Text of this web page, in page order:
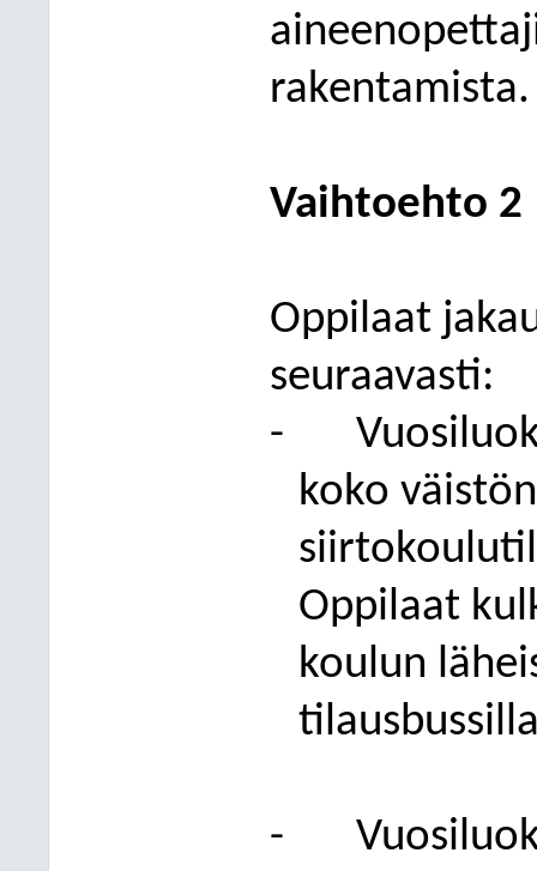
rakentamista.
Vaihtoehto 2
Oppilaat
seuraavasti:
-
koko
Oppilaat
koulun
-